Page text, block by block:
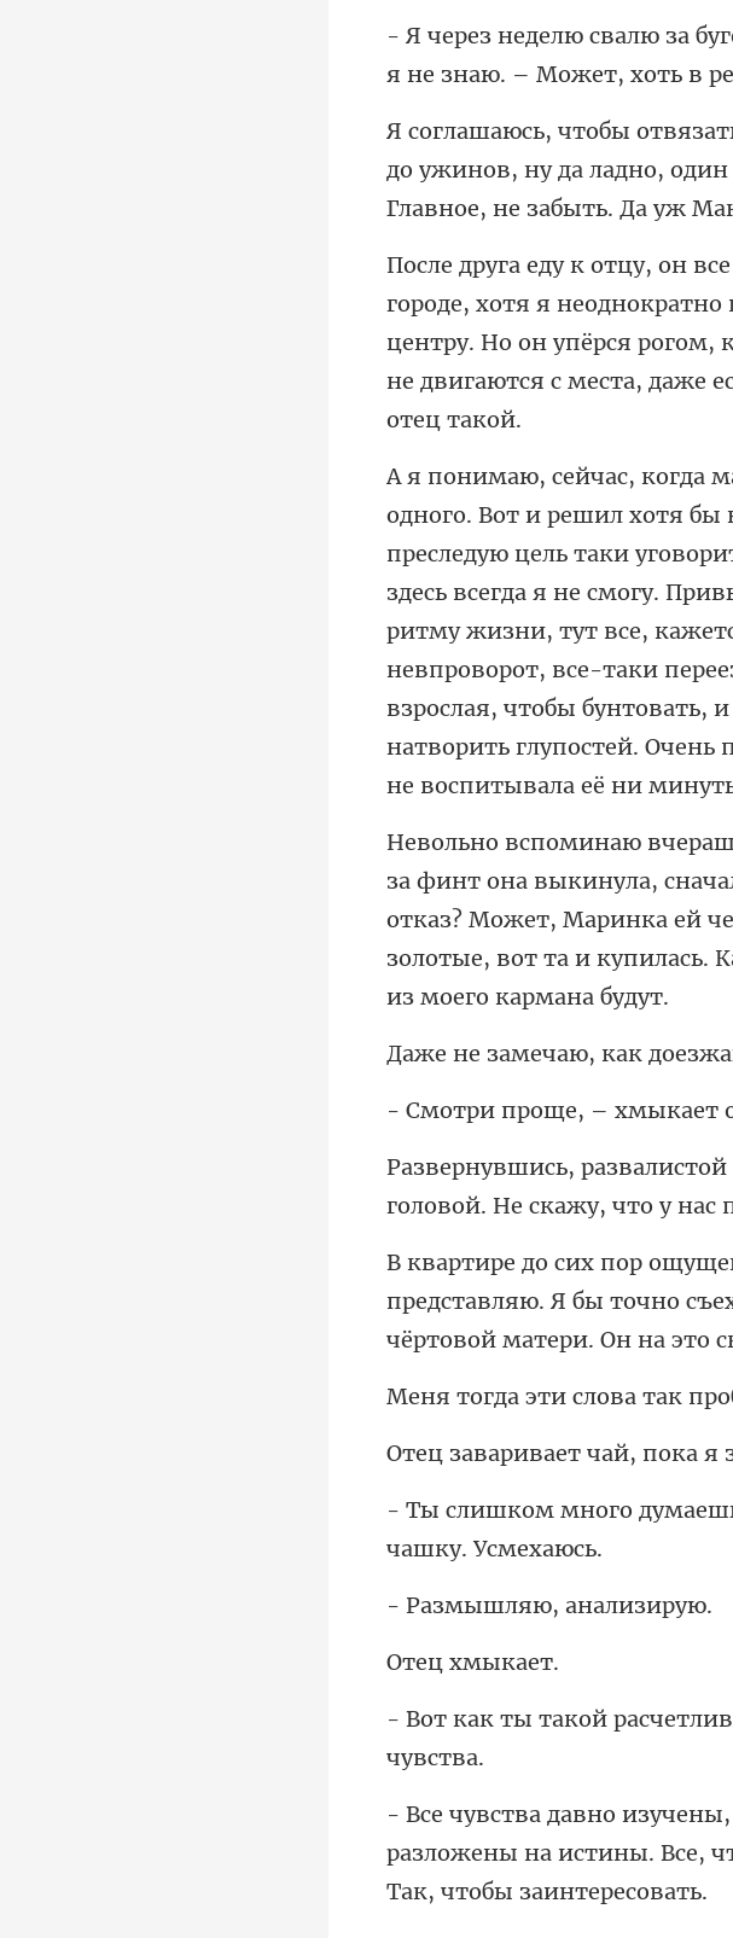
я не знаю. –
до ужинов, ну да ладно,
тно
центру. Но он упёрся рогом,
здесь всегда я не смогу.
ритму жизни, тут все,
невпроворот, все-таки
отказ? Может, Маринка ей
, – хмыкает
головой. Не
дставляю. Я бы точно
чё
ак
ай, пока я
ляю, ана
хмы
разложены на истины. Все,